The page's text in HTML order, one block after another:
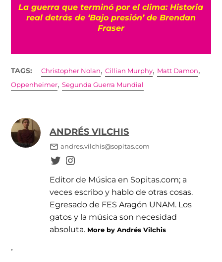
La guerra que terminó por el clima: Historia
real detrás de ‘Bajo presión’ de Brendan
Fraser
TAGS: Christopher Nolan,Cillian Murphy, Matt Damon,
Oppenheimer,Segunda Guerra Mundial
ANDRÉS VILCHIS
andres.vilchis@sopitas.com
Editor de Música en Sopitas.com; a
veces escribo y hablo de otras cosas.
Egresado de FES Aragón UNAM. Los
gatos y la música son necesidad
absoluta. More by Andrés Vilchis